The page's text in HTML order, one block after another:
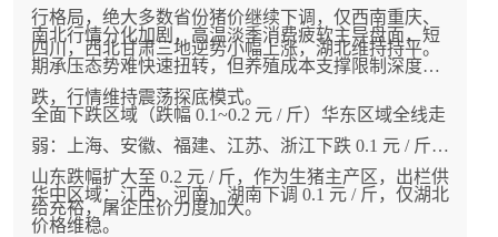
饮、熟食加工需求整体偏弱，屠宰企业白条出库速
度平缓，冻品库存维持一定水平。终端需求没有全
面回暖，多数屠宰企业缺少主动高价抢猪动力，仅
局部货源偏紧区域出现小幅上涨，无法带动全国普
涨。
3、区域出栏节奏差异造成行情分化
行格局，绝大多数省份猪价继续下调，仅西南重庆、
四川，西北甘肃三地逆势小幅上涨，湖北维持持平。
南北行情分化加剧，高温淡季消费疲软主导盘面，短
期承压态势难快速扭转，但养殖成本支撑限制深度下
跌，行情维持震荡探底模式。
全面下跌区域（跌幅 0.1~0.2 元 / 斤）华东区域全线走
弱：上海、安徽、福建、江苏、浙江下跌 0.1 元 / 斤；
山东跌幅扩大至 0.2 元 / 斤，作为生猪主产区，出栏供
给充裕，屠企压价力度加大。
华中区域：江西、河南、湖南下调 0.1 元 / 斤，仅湖北
价格维稳。